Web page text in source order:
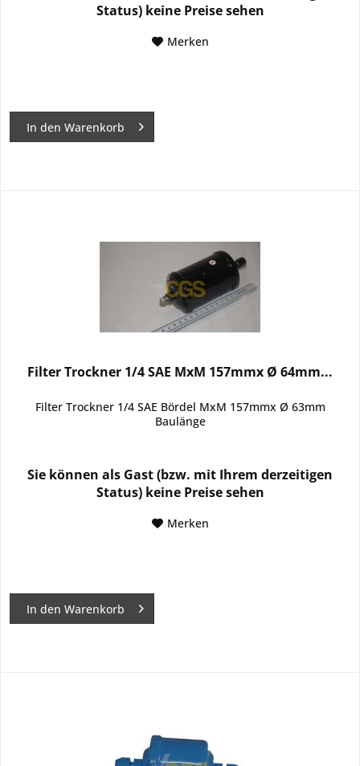
Status) keine Preise sehen
Merken
In den Warenkorb
Filter Trockner 1/4 SAE MxM 157mmx Ø 64mm...
Filter Trockner 1/4 SAE Bördel MxM 157mmx Ø 63mm
Baulänge
Sie können als Gast (bzw. mit Ihrem derzeitigen
Status) keine Preise sehen
Merken
In den Warenkorb